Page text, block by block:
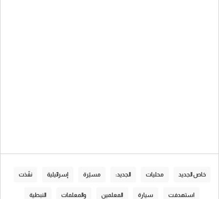
خاص الجديد محليات الجديد: مسيّرة إسرائيلية نفّذت
استهدفت سيارة المعلمين والمعلمات النبطية